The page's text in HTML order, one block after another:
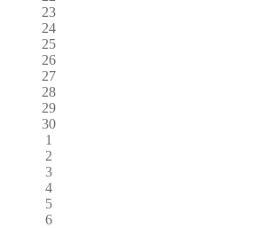
23
24
25
26
27
28
29
30
1
2
3
4
5
6